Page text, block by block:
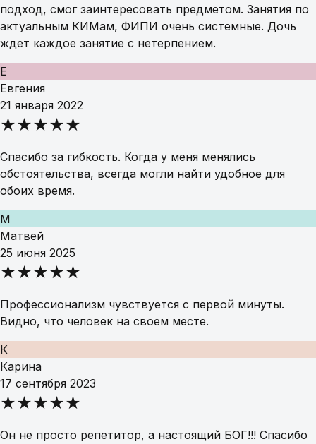
подход, смог заинтересовать предметом. Занятия по
актуальным КИМам, ФИПИ очень системные. Дочь
ждет каждое занятие с нетерпением.
Е
Евгения
21 января 2022
★★★★★
Спасибо за гибкость. Когда у меня менялись
обстоятельства, всегда могли найти удобное для
обоих время.
М
Матвей
25 июня 2025
★★★★★
Профессионализм чувствуется с первой минуты.
Видно, что человек на своем месте.
К
Карина
17 сентября 2023
★★★★★
Он не просто репетитор, а настоящий БОГ!!! Спасибо